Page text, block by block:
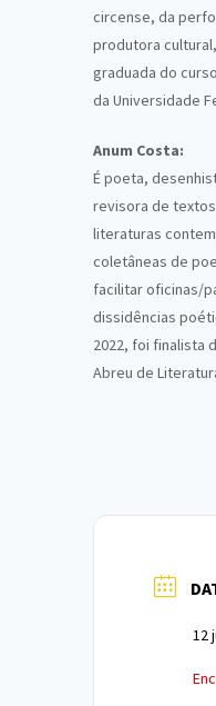
circense, da
produtora
graduada do
da Universidade
Anum Costa:
É poeta,
revisora de
literaturas
coletâneas de
facilitar oficinas/
dissidências
2022, foi finalista
Abreu de
12